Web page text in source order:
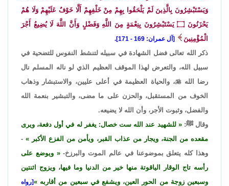
وَيَسْتَبْشِرُونَ بِالَّذِينَ لَمْ يَلْحَقُوا بِهِمْ مِنْ خَلْفِهِمْ أَلَّا خَوْفٌ عَلَيْهِمْ وَلَا هُمْ
يَحْزَنُونَ ۝
يَسْتَبْشِرُونَ بِنِعْمَةٍ مِنَ اللَّهِ وَفَضْلٍ وَأَنَّ اللَّهَ لَا يُضِيعُ أَجْرَ
الْمُؤْمِنِينَ
[آل عمران: 169 - 171].
ذكر الله تعالى فضل الشهادة في سبيله لتنشط النفوس للتضحية في
سبيل الله، والتعرض لهذا الموقف العظيم الذي لو ناله المسلم نال
رضا الله، والحياة العظيمة في أعلى عليين، والاستبشار وذهاب
الخوف من المستقبل، والحزن على ما مضى، والتبشير بنعمة الله
والفضل، وثبوت الأجر، وأن الله لا يضيعه.
وقال ﷺ:
للشهيد عند الله ست خصال: يغفر له في أول دفعة، ويرى
مقعده من الجنة، ويجار من عذاب القبر، ويأمن من الفزع الأكبر
-
وهذا كله يتعلق بموضوعنا في عالم الموت والبرزخ-
ويوضع على
رأسه تاج الوقار الياقوتة منها خير من الدنيا وما فيها، ويزوج اثنتين
وسبعين زوجة من الحور العين، ويشفع في سبعين من أقاربه
[رواه